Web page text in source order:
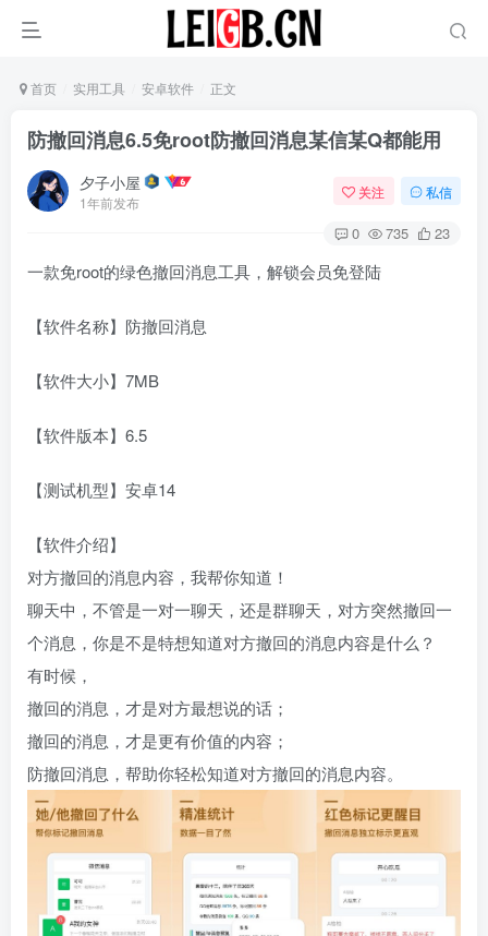
首页 实用工具 安卓软件 正文
防撤回消息6.5免root防撤回消息某信某Q都能用
夕子小屋
1年前发布
关注 私信
0 735 23
一款免root的绿色撤回消息工具，解锁会员免登陆
【软件名称】防撤回消息
【软件大小】7MB
【软件版本】6.5
【测试机型】安卓14
【软件介绍】
对方撤回的消息内容，我帮你知道！
聊天中，不管是一对一聊天，还是群聊天，对方突然撤回一
个消息，你是不是特想知道对方撤回的消息内容是什么？
有时候，
撤回的消息，才是对方最想说的话；
撤回的消息，才是更有价值的内容；
防撤回消息，帮助你轻松知道对方撤回的消息内容。